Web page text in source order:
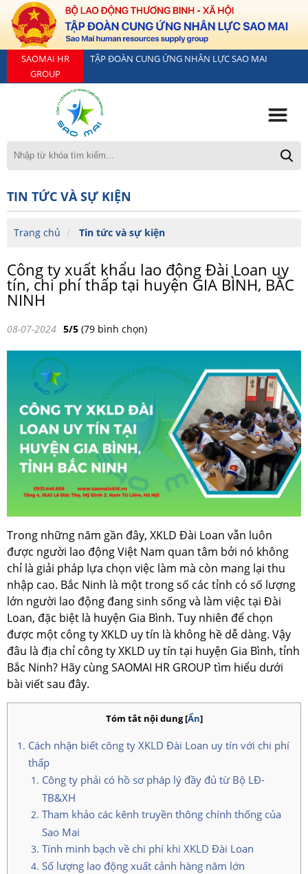
SAOMAI HR
GROUP
TẬP ĐOÀN CUNG ỨNG NHÂN LỰC SAO MAI
TIN TỨC VÀ SỰ KIỆN
Trang chủ Tin tức và sự kiện
Công ty xuất khẩu lao động Đài Loan uy
tín, chi phí thấp tại huyện GIA BÌNH, BẮC
NINH
08-07-2024 5/5 (79 bình chọn)
Trong những năm gần đây, XKLD Đài Loan vẫn luôn
được người lao động Việt Nam quan tâm bởi nó không
chỉ là giải pháp lựa chọn việc làm mà còn mang lại thu
nhập cao. Bắc Ninh là một trong số các tỉnh có số lượng
lớn người lao động đang sinh sống và làm việc tại Đài
Loan, đặc biệt là huyện Gia Bình. Tuy nhiên để chọn
được một công ty XKLD uy tín là không hề dễ dàng. Vậy
đâu là địa chỉ công ty XKLD uy tín tại huyện Gia Bình, tỉnh
Bắc Ninh? Hãy cùng SAOMAI HR GROUP tìm hiểu dưới
bài viết sau đây.
Tóm tắt nội dung[Ẩn]
Cách nhận biết công ty XKLD Đài Loan uy tín với chi phí
thấp
Công ty phải có hồ sơ pháp lý đầy đủ từ Bộ LĐ-
TB&XH
Tham khảo các kênh truyền thông chính thống của
Sao Mai
Tính minh bạch về chi phí khi XKLD Đài Loan
Số lượng lao động xuất cảnh hàng năm lớn